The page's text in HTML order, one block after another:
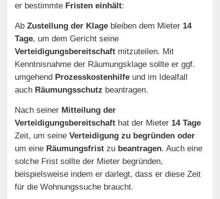
er bestimmte Fristen einhält:
Ab Zustellung der Klage bleiben dem Mieter 14
Tage, um dem Gericht seine
Verteidigungsbereitschaft mitzuteilen. Mit
Kenntnisnahme der Räumungsklage sollte er ggf.
umgehend Prozesskostenhilfe und im Idealfall
auch Räumungsschutz beantragen.
Nach seiner Mitteilung der
Verteidigungsbereitschaft hat der Mieter 14 Tage
Zeit, um seine Verteidigung zu begründen oder
um eine Räumungsfrist zu beantragen. Auch eine
solche Frist sollte der Mieter begründen,
beispielsweise indem er darlegt, dass er diese Zeit
für die Wohnungssuche braucht.